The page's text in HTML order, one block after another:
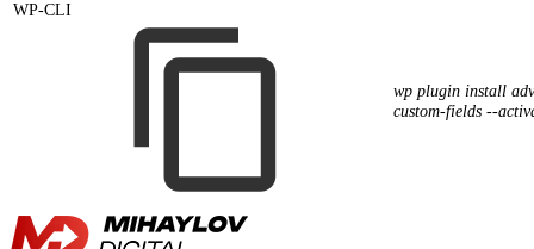
WP-CLI
wp plugin install
custom-fields --